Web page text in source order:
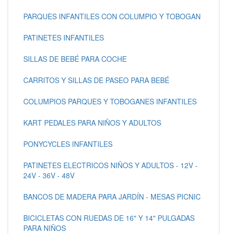
PARQUES INFANTILES CON COLUMPIO Y TOBOGAN
PATINETES INFANTILES
SILLAS DE BEBÉ PARA COCHE
CARRITOS Y SILLAS DE PASEO PARA BEBÉ
COLUMPIOS PARQUES Y TOBOGANES INFANTILES
KART PEDALES PARA NIÑOS Y ADULTOS
PONYCYCLES INFANTILES
PATINETES ELECTRICOS NIÑOS Y ADULTOS - 12V -
24V - 36V - 48V
BANCOS DE MADERA PARA JARDÍN - MESAS PICNIC
BICICLETAS CON RUEDAS DE 16" Y 14" PULGADAS
PARA NIÑOS